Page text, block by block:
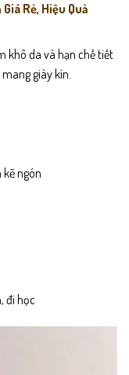
Rẻ, Hiệu Quả
khô da và hạn chế tiết
giày kín.
ngón
đi học